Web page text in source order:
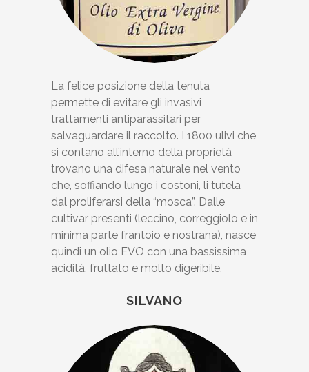
La felice posizione della tenuta
permette di evitare gli invasivi
trattamenti antiparassitari per
salvaguardare il raccolto. I 1800 ulivi che
si contano all’interno della proprietà
trovano una difesa naturale nel vento
che, soffiando lungo i costoni, li tutela
dal proliferarsi della “mosca”. Dalle
cultivar presenti (leccino, correggiolo e in
minima parte frantoio e nostrana), nasce
quindi un olio EVO con una bassissima
acidità, fruttato e molto digeribile.
SILVANO